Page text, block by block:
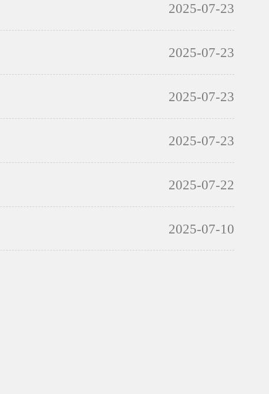
2025-07-23
2025-07-23
2025-07-23
2025-07-23
2025-07-22
2025-07-10